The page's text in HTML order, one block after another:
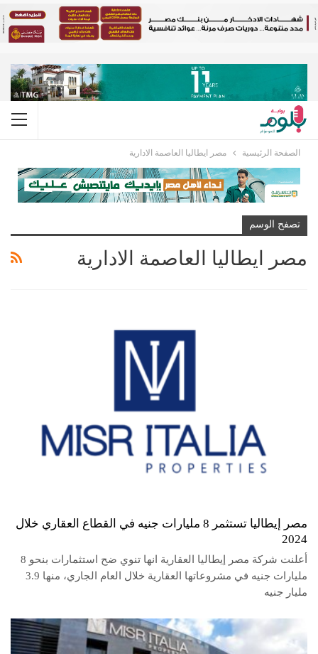
الصفحة الرئيسية مصر ايطاليا العاصمة الادارية
تصفح الوسم
مصر ايطاليا العاصمة الادارية
مصر إيطاليا تستثمر 8 مليارات جنيه في القطاع العقاري خلال
2024
أعلنت شركة مصر إيطاليا العقارية انها تنوي ضح استثمارات بنحو 8
مليارات جنيه في مشروعاتها العقارية خلال العام الجاري، منها 3.9
مليار جنيه